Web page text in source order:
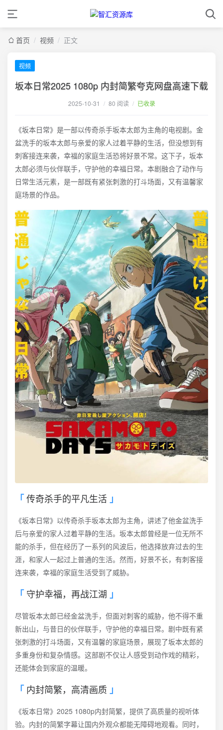
首页 / 视频 / 正文
视频
坂本日常2025 1080p 内封简繁夸克网盘高速下载
2025-10-31 / 80 阅读 / 已收录
《坂本日常》是一部以传奇杀手坂本太郎为主角的电视剧。金
盆洗手的坂本太郎与亲爱的家人过着平静的生活，但没想到有
刺客接连来袭，幸福的家庭生活恐将好景不常。这下子，坂本
太郎必须与伙伴联手，守护他的幸福日常。本剧融合了动作与
日常生活元素，是一部既有紧张刺激的打斗场面，又有温馨家
庭场景的作品。
传奇杀手的平凡生活
《坂本日常》以传奇杀手坂本太郎为主角，讲述了他金盆洗手
后与亲爱的家人过着平静的生活。坂本太郎曾经是一位无所不
能的杀手，但在经历了一系列的风波后，他选择放弃过去的生
涯，和家人一起过上普通的生活。然而，好景不长，有刺客接
连来袭，幸福的家庭生活受到了威胁。
守护幸福，再战江湖
尽管坂本太郎已经金盆洗手，但面对刺客的威胁，他不得不重
新出山，与昔日的伙伴联手，守护他的幸福日常。剧中既有紧
张刺激的打斗场面，又有温馨的家庭场景，展现了坂本太郎的
多重身份和复杂情感。这部剧不仅让人感受到动作戏的精彩，
还能体会到家庭的温暖。
内封简繁，高清画质
《坂本日常》2025 1080p内封简繁，提供了高质量的视听体
验。内封的简繁字幕让国内外观众都能无障碍地观看。同时，